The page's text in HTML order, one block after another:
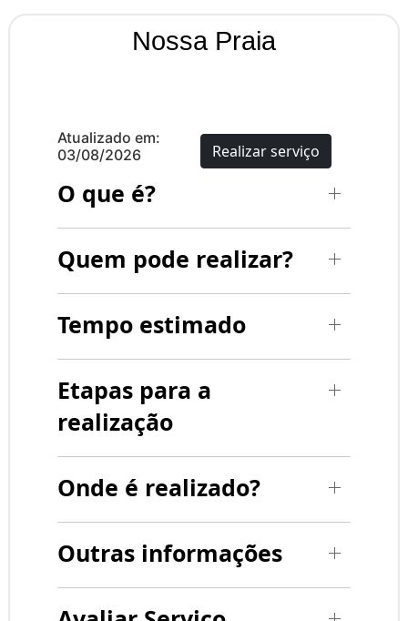
Nossa Praia
Atualizado em:
03/08/2026
Realizar serviço
O que é?
Quem pode realizar?
Tempo estimado
Etapas para a
realização
Onde é realizado?
Outras informações